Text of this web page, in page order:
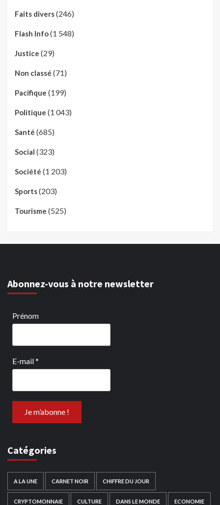
Faits divers(246)
Flash Info(1 548)
Justice (29)
Non classé (71)
Pacifique (199)
Politique (1 043)
Santé (685)
Social (323)
Société (1 203)
Sports(203)
Tourisme (525)
Abonnez-vous à notre newsletter
Prénom
E-mail*
Catégories
A LA UNE CARNET NOIR CHIFFRE DU JOUR
CRYPTOMONNAIE CULTURE DANS LE MONDE ECONOMIE